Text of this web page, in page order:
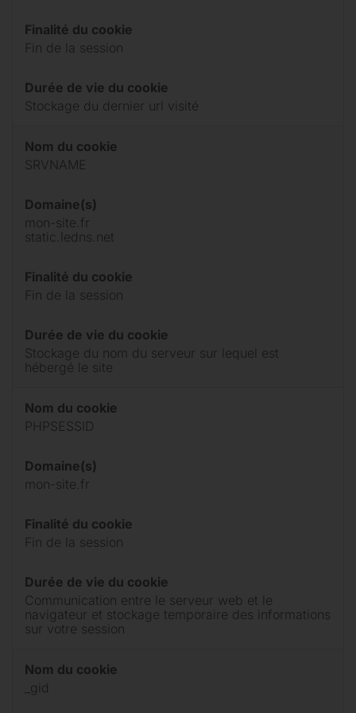
Finalité du cookie
Fin de la session
Durée de vie du cookie
Stockage du dernier url visité
Nom du cookie
SRVNAME
Domaine(s)
mon-site.fr
static.ledns.net
Finalité du cookie
Fin de la session
Durée de vie du cookie
Stockage du nom du serveur sur lequel est
hébergé le site
Nom du cookie
PHPSESSID
Domaine(s)
mon-site.fr
Finalité du cookie
Fin de la session
Durée de vie du cookie
Communication entre le serveur web et le
navigateur et stockage temporaire des informations
sur votre session
Nom du cookie
_gid